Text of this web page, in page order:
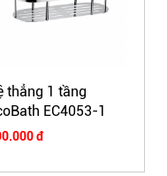
thẳng 1 tầng
EC4053-1
đ